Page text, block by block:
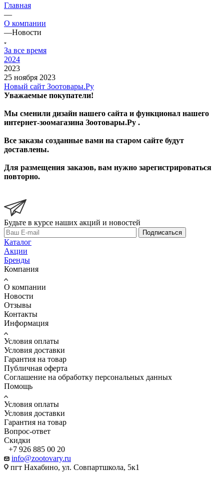
Главная
—
О компании
—Новости
За все время
2024
2023
25 ноября 2023
Новый сайт Зоотовары.Ру
Уважаемые покупатели!
Мы сменили дизайн нашего сайта и функционал нашего
интернет-зоомагазина Зоотовары.Ру .
Все заказы созданные вами на старом сайте будут
доставлены.
Для размещения заказов, вам нужно зарегистрироваться
повторно.
Будьте в курсе наших акций и новостей
Подписаться
Каталог
Акции
Бренды
Компания
О компании
Новости
Отзывы
Контакты
Информация
Условия оплаты
Условия доставки
Гарантия на товар
Публичная оферта
Соглашение на обработку персональных данных
Помощь
Условия оплаты
Условия доставки
Гарантия на товар
Вопрос-ответ
Скидки
+7 926 885 00 20
info@zootovary.ru
пгт Нахабино, ул. Совпартшкола, 5к1